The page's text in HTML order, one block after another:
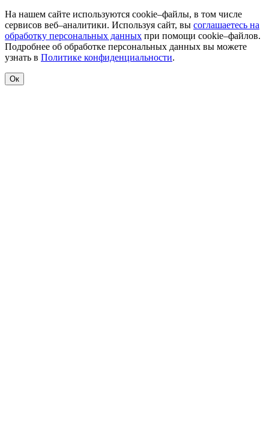
На нашем сайте используются cookie–файлы, в том числе
сервисов веб–аналитики. Используя сайт, вы соглашаетесь на
обработку персональных данных при помощи cookie–файлов.
Подробнее об обработке персональных данных вы можете
узнать в Политике конфиденциальности.
Ок